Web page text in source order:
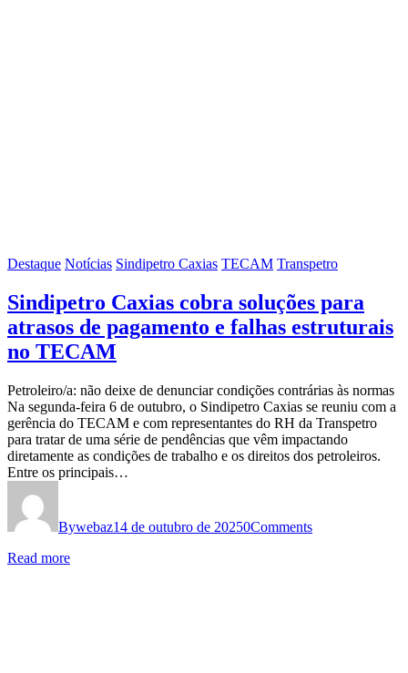
Destaque Notícias Sindipetro Caxias TECAM Transpetro
Sindipetro Caxias cobra soluções para
atrasos de pagamento e falhas estruturais
no TECAM
Petroleiro/a: não deixe de denunciar condições contrárias às normas
Na segunda-feira 6 de outubro, o Sindipetro Caxias se reuniu com a
gerência do TECAM e com representantes do RH da Transpetro
para tratar de uma série de pendências que vêm impactando
diretamente as condições de trabalho e os direitos dos petroleiros.
Entre os principais…
Bywebaz14 de outubro de 20250Comments
Read more